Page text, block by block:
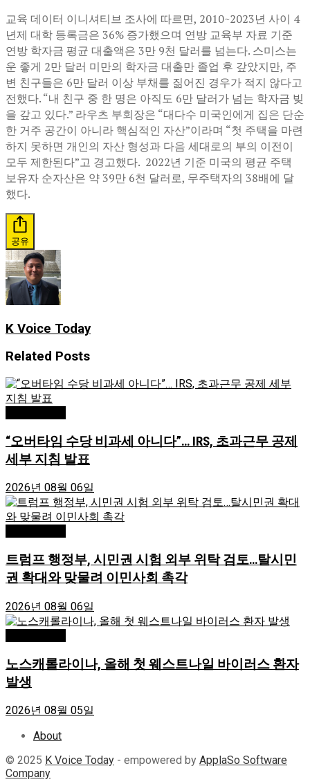
교육 데이터 이니셔티브 조사에 따르면, 2010~2023년 사이 4
년제 대학 등록금은 36% 증가했으며 연방 교육부 자료 기준
연방 학자금 평균 대출액은 3만 9천 달러를 넘는다. 스미스는
운 좋게 2만 달러 미만의 학자금 대출만 졸업 후 갚았지만, 주
변 친구들은 6만 달러 이상 부채를 짊어진 경우가 적지 않다고
전했다. “내 친구 중 한 명은 아직도 6만 달러가 넘는 학자금 빚
을 갚고 있다.” 라우츠 부회장은 “대다수 미국인에게 집은 단순
한 거주 공간이 아니라 핵심적인 자산”이라며 “첫 주택을 마련
하지 못하면 개인의 자산 형성과 다음 세대로의 부의 이전이
모두 제한된다”고 경고했다. 2022년 기준 미국의 평균 주택
보유자 순자산은 약 39만 6천 달러로, 무주택자의 38배에 달
했다.
공유
K Voice Today
Related Posts
“오버타임 수당 비과세 아니다”… IRS, 초과근무 공제
세부 지침 발표
2026년 08월 06일
트럼프 행정부, 시민권 시험 외부 위탁 검토…탈시민
권 확대와 맞물려 이민사회 촉각
2026년 08월 06일
노스캐롤라이나, 올해 첫 웨스트나일 바이러스 환자
발생
2026년 08월 05일
About
© 2025 K Voice Today - empowered by ApplaSo Software
Company